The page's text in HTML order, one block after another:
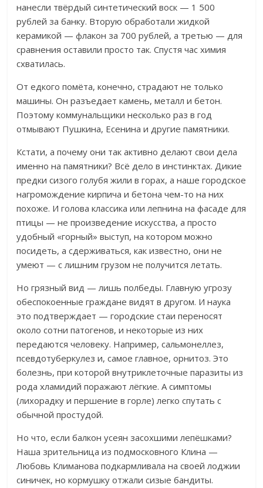
нанесли твёрдый синтетический воск — 1 500
рублей за банку. Вторую обработали жидкой
керамикой — флакон за 700 рублей, а третью — для
сравнения оставили просто так. Спустя час химия
схватилась.
От едкого помёта, конечно, страдают не только
машины. Он разъедает камень, металл и бетон.
Поэтому коммунальщики несколько раз в год
отмывают Пушкина, Есенина и другие памятники.
Кстати, а почему они так активно делают свои дела
именно на памятники? Всё дело в инстинктах. Дикие
предки сизого голубя жили в горах, а наше городское
нагромождение кирпича и бетона чем-то на них
похоже. И голова классика или лепнина на фасаде для
птицы — не произведение искусства, а просто
удобный «горный» выступ, на котором можно
посидеть, а сдерживаться, как известно, они не
умеют — с лишним грузом не получится летать.
Но грязный вид — лишь полбеды. Главную угрозу
обеспокоенные граждане видят в другом. И наука
это подтверждает — городские стаи переносят
около сотни патогенов, и некоторые из них
передаются человеку. Например, сальмонеллез,
псевдотуберкулез и, самое главное, орнитоз. Это
болезнь, при которой внутриклеточные паразиты из
рода хламидий поражают лёгкие. А симптомы
(лихорадку и першение в горле) легко спутать с
обычной простудой.
Но что, если балкон усеян засохшими лепёшками?
Наша зрительница из подмосковного Клина —
Любовь Климанова подкармливала на своей лоджии
синичек, но кормушку отжали сизые бандиты.